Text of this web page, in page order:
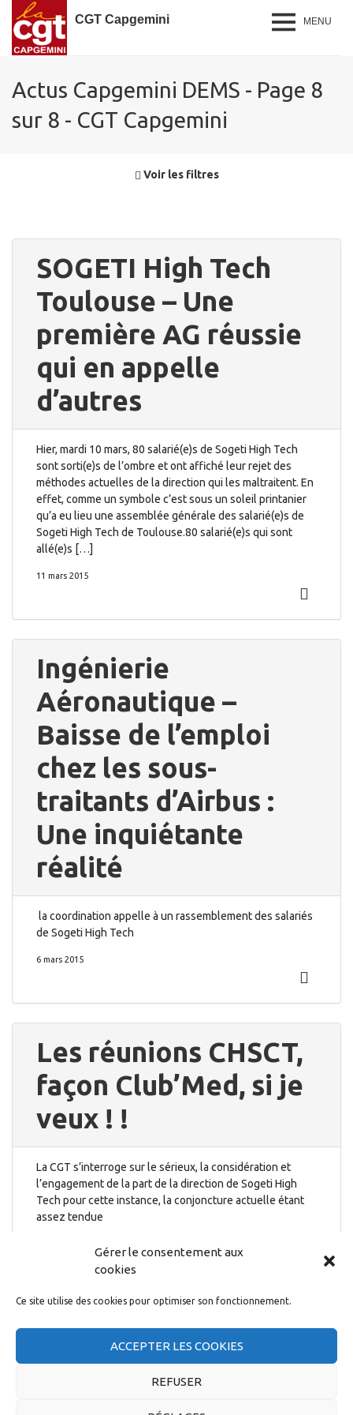
Gérer le consentement aux
cookies
Ce site utilise des cookies pour optimiser son fonctionnement.
ACCEPTER LES COOKIES
REFUSER
CGT Capgemini MENU
Actus Capgemini DEMS - Page 8
sur 8 - CGT Capgemini
Voir les filtres
SOGETI High Tech
Toulouse – Une
première AG réussie
qui en appelle
d’autres
Hier, mardi 10 mars, 80 salarié(e)s de Sogeti High Tech
sont sorti(e)s de l’ombre et ont affiché leur rejet des
méthodes actuelles de la direction qui les maltraitent. En
effet, comme un symbole c’est sous un soleil printanier
qu’a eu lieu une assemblée générale des salarié(e)s de
Sogeti High Tech de Toulouse.80 salarié(e)s qui sont
allé(e)s […]
11 mars 2015
Ingénierie
Aéronautique –
Baisse de l’emploi
chez les sous-
traitants d’Airbus :
Une inquiétante
réalité
la coordination appelle à un rassemblement des salariés
de Sogeti High Tech
6 mars 2015
Les réunions CHSCT,
façon Club’Med, si je
veux ! !
La CGT s’interroge sur le sérieux, la considération et
l’engagement de la part de la direction de Sogeti High
Tech pour cette instance, la conjoncture actuelle étant
assez tendue
← PRÉCÉDENT 1 … 7 8